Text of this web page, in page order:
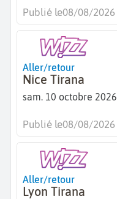
Publié le08/08/2026
Aller/retour
Nice Tirana
sam. 10 octobre 2026
Publié le08/08/2026
Aller/retour
Lyon Tirana